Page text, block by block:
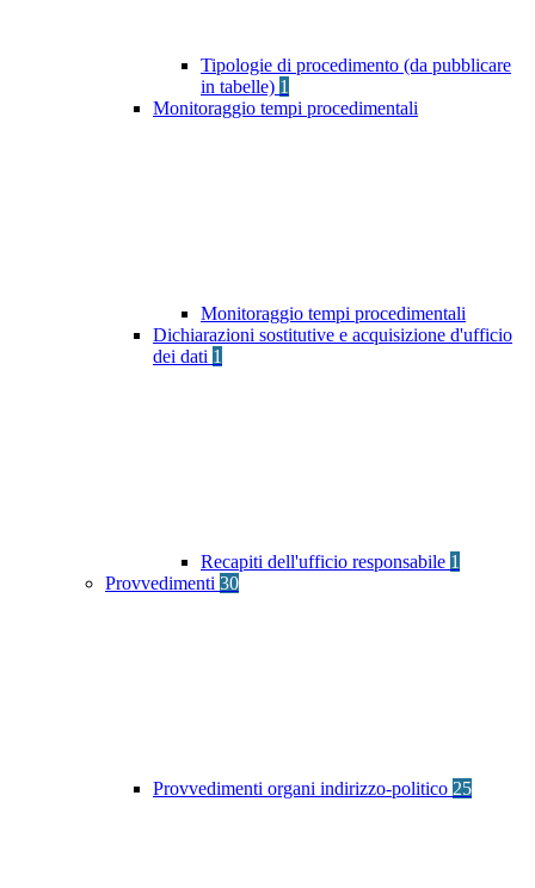
Tipologie di procedimento (da pubblicare
in tabelle) 1
Monitoraggio tempi procedimentali
Monitoraggio tempi procedimentali
Dichiarazioni sostitutive e acquisizione d'ufficio
dei dati 1
Recapiti dell'ufficio responsabile 1
Provvedimenti 30
Provvedimenti organi indirizzo-politico 25